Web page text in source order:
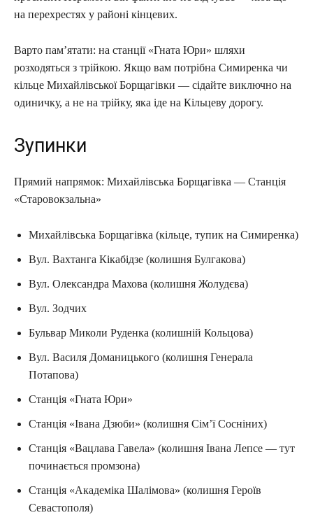
на перехрестях у районі кінцевих.
Варто пам’ятати: на станції «Гната Юри» шляхи
розходяться з трійкою. Якщо вам потрібна Симиренка чи
кільце Михайлівської Борщагівки — сідайте виключно на
одиничку, а не на трійку, яка іде на Кільцеву дорогу.
Зупинки
Прямий напрямок: Михайлівська Борщагівка — Станція
«Старовокзальна»
Михайлівська Борщагівка (кільце, тупик на Симиренка)
Вул. Вахтанга Кікабідзе (колишня Булгакова)
Вул. Олександра Махова (колишня Жолудєва)
Вул. Зодчих
Бульвар Миколи Руденка (колишній Кольцова)
Вул. Василя Доманицького (колишня Генерала
Потапова)
Станція «Гната Юри»
Станція «Івана Дзюби» (колишня Сім’ї Соснiних)
Станція «Вацлава Гавела» (колишня Івана Лепсе — тут
починається промзона)
Станція «Академіка Шалімова» (колишня Героїв
Севастополя)